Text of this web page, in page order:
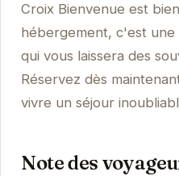
Croix Bienvenue est
hébergement, c'est
qui vous laissera des
Réservez dès
vivre un séjour
Note des